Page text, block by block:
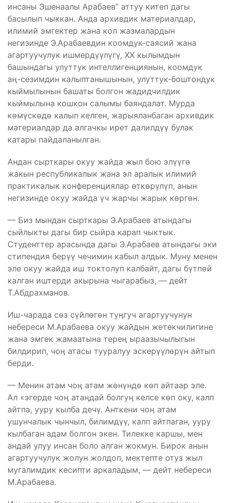
инсаны Эшенаалы Арабаев” аттуу китеп дагы
басылып чыккан. Анда архивдик материалдар,
илимий эмгектер жана кол жазмалардын
негизинде Э.Арабаевдин коомдук-саясий жана
агартуучулук ишмердүүлүгү, ХХ кылымдын
башындагы улуттук интеллигенциянын, коомдук
аӊ-сезимдин калыптанышынын, улуттук-боштондук
кыймылынын башаты болгон жадидчилдик
кыймылына кошкон салымы баяндалат. Мурда
көмүскөдө калып келген, жарыяланбаган архивдик
материалдар да алгачкы ирет далилдүү булак
катары пайдаланылган.
Андан сырткары окуу жайда жыл бою элүүгө
жакын республикалык жана эл аралык илимий
практикалык конференциялар өткөрүлүп, анын
негизинде окуу жайда үч жарчы жарык көргөн.
— Биз мындан сырткары Э.Арабаев атындагы
сыйлыкты дагы бир сыйра карап чыктык.
Студенттер арасында дагы Э.Арабаев атындагы эки
стипендия берүү чечимин кабыл алдык. Муну менен
эле окуу жайда иш токтолуп калбайт, дагы бүтпөй
калган иштерди акырына чыгарабыз, — дейт
Т.Абдрахманов.
Иш-чарада сөз сүйлөгөн туӊгуч агартуучунун
небереси М.Арабаева окуу жайдын жетекчилигине
жана эмгек жамаатына тереӊ ыраазычылыгын
билдирип, чоӊ атасы тууралуу эскерүүлөрүн айтып
берди.
— Менин атам чоӊ атам жөнүндө көп айтаар эле.
Ал «эгерде чоӊ атаӊдай болгуӊ келсе көп оку, калп
айтпа, ууру кылба дечү. Анткени чоӊ атам
ушунчалык чынчыл, билимдүү, калп айтпаган, ууру
кылбаган адам болгон экен. Тилекке каршы, мен
андай улуу инсан боло алган жокмун. Бирок анын
агартуучулук жолун жолдоп, мектепте отуз жыл
мугалимдик кесипти аркаладым, — дейт небереси
М.Арабаева.